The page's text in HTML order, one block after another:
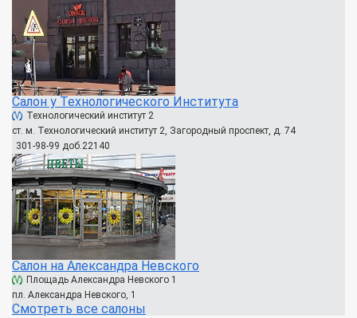
Салон у Технологического Института
Технологический институт 2
ст. м. Технологический институт 2, Загородный проспект, д. 74
301-98-99 доб.22140
Салон на Александра Невского
Площадь Александра Невского 1
пл. Александра Невского, 1
Смотреть все салоны